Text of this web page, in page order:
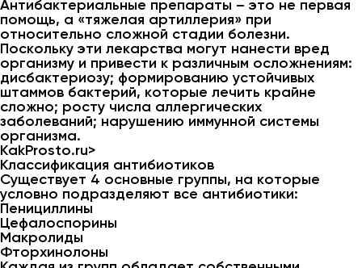
Антибактериальные препараты – это не первая
помощь, а «тяжелая артиллерия» при
относительно сложной стадии болезни.
Поскольку эти лекарства могут нанести вред
организму и привести к различным осложнениям:
дисбактериозу; формированию устойчивых
штаммов бактерий, которые лечить крайне
сложно; росту числа аллергических
заболеваний; нарушению иммунной системы
организма.
KakProsto.ru⁫>
Классификация антибиотиков
Существует 4 основные группы, на которые
условно подразделяют все антибиотики:
Пенициллины
Цефалоспорины
Макролиды
Фторхинолоны